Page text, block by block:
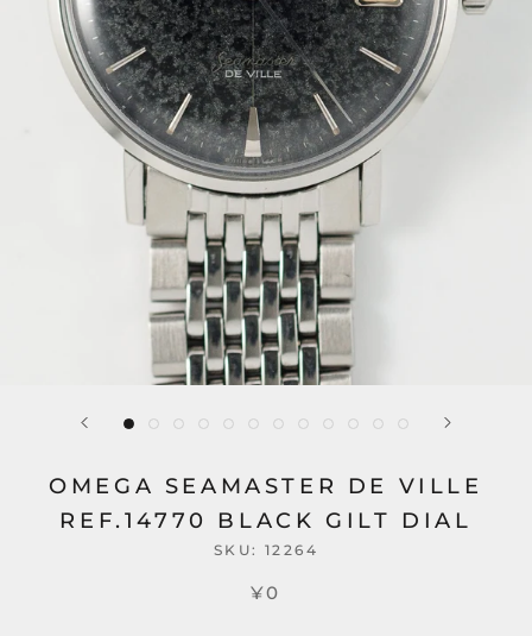
OMEGA SEAMASTER DE VILLE
REF.14770 BLACK GILT DIAL
SKU: 12264
¥0